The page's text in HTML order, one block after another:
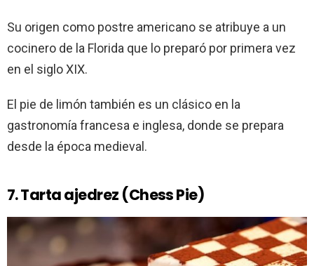
Su origen como postre americano se atribuye a un
cocinero de la Florida que lo preparó por primera vez
en el siglo XIX.
El pie de limón también es un clásico en la
gastronomía francesa e inglesa, donde se prepara
desde la época medieval.
7. Tarta ajedrez (Chess Pie)